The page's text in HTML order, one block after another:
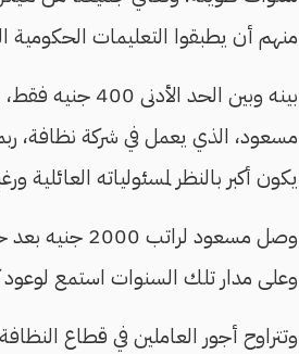
منهم أن يطبقوا التعليمات الحكومية
بينه وبين
مسعود، الذي يعمل في شركة نظافة،
يكون أكبر بالنظر لمسئولياته
وصل مسعود
وعلى مدار تلك السنوات استمع لوعود
وتتراوح أجور العاملين في قطاع النظافة بين 1500 جنيه و3 آلاف جنيه، وهو سقف الرواتب لتلك